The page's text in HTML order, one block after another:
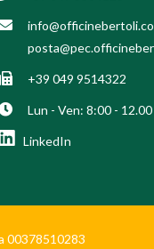
+39 049 9514322
Lun - Ven: 8:00 -
LinkedIn
00378510283